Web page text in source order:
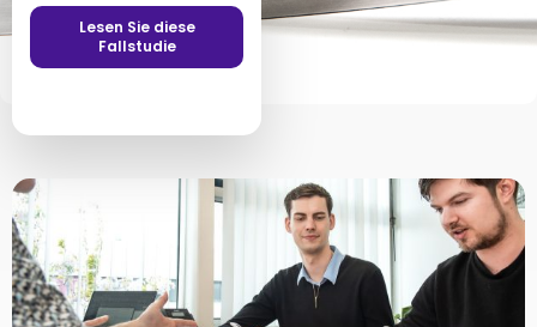
Lesen Sie diese
Fallstudie